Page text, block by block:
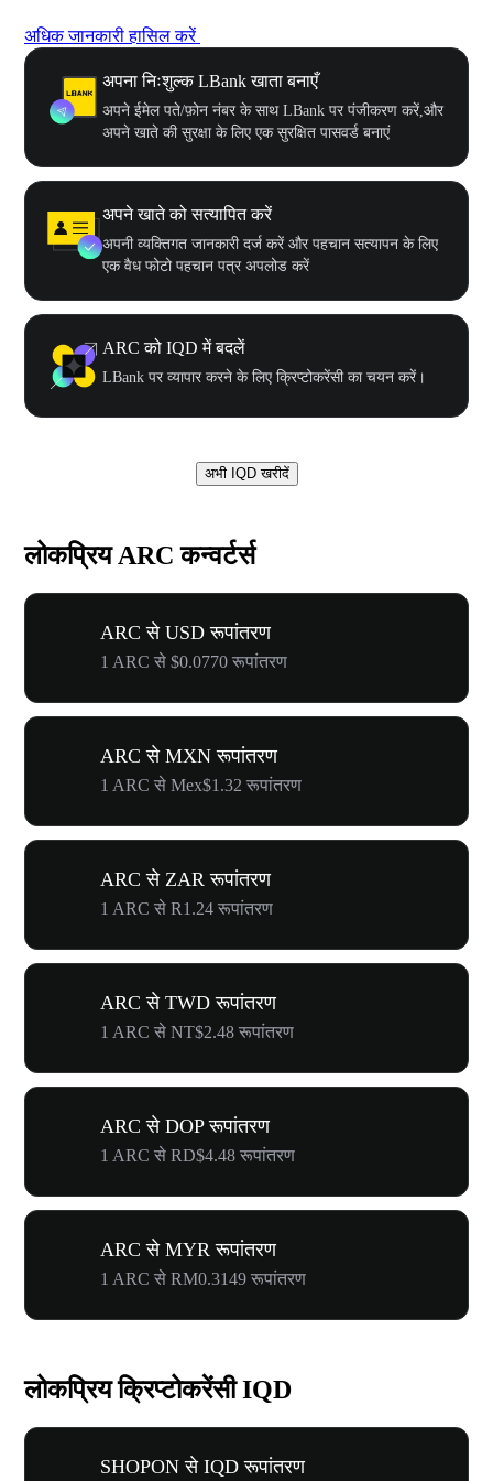
अधिक जानकारी हासिल करें
अपना निःशुल्क LBank खाता बनाएँ
अपने ईमेल पते/फ़ोन नंबर के साथ LBank पर पंजीकरण करें,और
अपने खाते की सुरक्षा के लिए एक सुरक्षित पासवर्ड बनाएं
अपने खाते को सत्यापित करें
अपनी व्यक्तिगत जानकारी दर्ज करें और पहचान सत्यापन के लिए
एक वैध फोटो पहचान पत्र अपलोड करें
ARC को IQD में बदलें
LBank पर व्यापार करने के लिए क्रिप्टोकरेंसी का चयन करें।
अभी IQD खरीदें
लोकप्रिय ARC कन्वर्टर्स
ARC से USD रूपांतरण
1 ARC से $0.0770 रूपांतरण
ARC से MXN रूपांतरण
1 ARC से Mex$1.32 रूपांतरण
ARC से ZAR रूपांतरण
1 ARC से R1.24 रूपांतरण
ARC से TWD रूपांतरण
1 ARC से NT$2.48 रूपांतरण
ARC से DOP रूपांतरण
1 ARC से RD$4.48 रूपांतरण
ARC से MYR रूपांतरण
1 ARC से RM0.3149 रूपांतरण
लोकप्रिय क्रिप्टोकरेंसी IQD
SHOPON से IQD रूपांतरण